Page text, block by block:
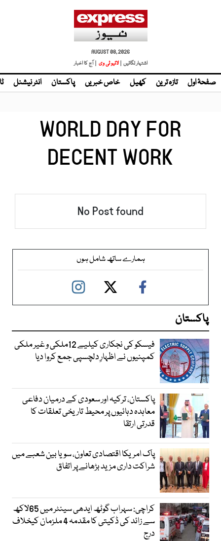
AUGUST 08, 2026
اشتہار لگائیں | لائیو ٹی وی | آج کا اخبار
صفحۂ اول تازہ ترین کھیل خاص خبریں پاکستان انٹر نیشنل
WORLD DAY FOR
DECENT WORK
No Post found
ہمارے ساتھ شامل ہوں
پاکستان
فیسکو کی نجکاری کیلیے 12ملکی و غیر ملکی
کمپنیوں نے اظہارِ دلچسپی جمع کروا دیا
پاکستان، ترکیہ اور سعودی کے درمیان دفاعی
معاہدہ دہائیوں پر محیط تاریخی تعلقات کا
قدرتی ارتقا
پاک امریکا اقتصادی تعاون، سویا بین شعبے میں
شراکت داری مزید بڑھانے پر اتفاق
کراچی: سہراب گوٹھ ایدھی سینٹر میں 65لاکھ
سے زائد کی ڈکیتی کا مقدمہ 4 ملزمان کیخلاف
درج